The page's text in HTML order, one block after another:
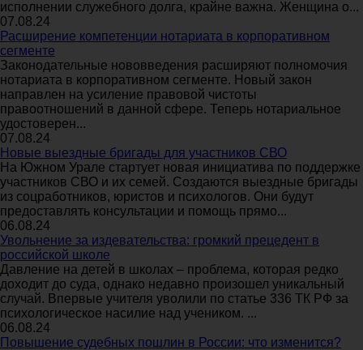
исполнении служебного долга, крайне важна. Женщина о...
07.08.24
Расширение компетенции нотариата в корпоративном
сегменте
Законодательные нововведения расширяют полномочия
нотариата в корпоративном сегменте. Новый закон
направлен на усиление правовой чистоты
правоотношений в данной сфере. Теперь нотариальное
удостоверен...
07.08.24
Новые выездные бригады для участников СВО
На Южном Урале стартует новая инициатива по поддержке
участников СВО и их семей. Создаются выездные бригады
из соцработников, юристов и психологов. Они будут
предоставлять консультации и помощь прямо...
06.08.24
Увольнение за издевательства: громкий прецедент в
российской школе
Давление на детей в школах – проблема, которая редко
доходит до суда, однако недавно произошел уникальный
случай. Впервые учителя уволили по статье 336 ТК РФ за
психологическое насилие над учеником. ...
06.08.24
Повышение судебных пошлин в России: что изменится?